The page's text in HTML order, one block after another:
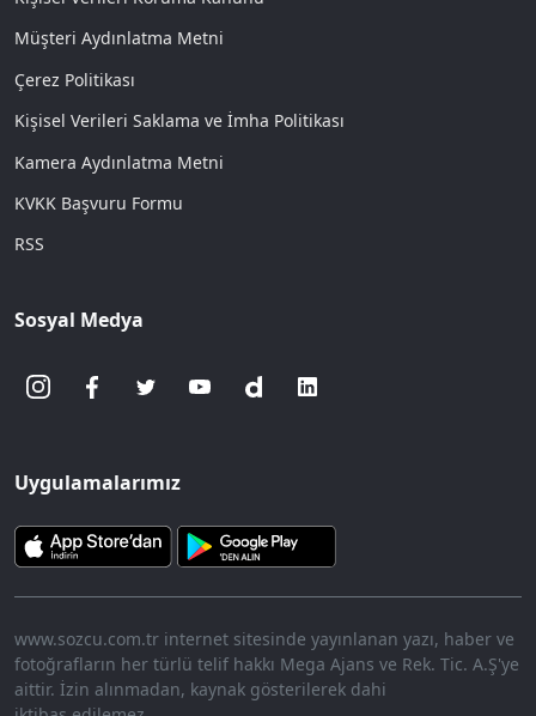
Müşteri Aydınlatma Metni
Çerez Politikası
Kişisel Verileri Saklama ve İmha Politikası
Kamera Aydınlatma Metni
KVKK Başvuru Formu
RSS
Sosyal Medya
Uygulamalarımız
www.sozcu.com.tr internet sitesinde yayınlanan yazı, haber ve
fotoğrafların her türlü telif hakkı Mega Ajans ve Rek. Tic. A.Ş'ye
aittir. İzin alınmadan, kaynak gösterilerek dahi